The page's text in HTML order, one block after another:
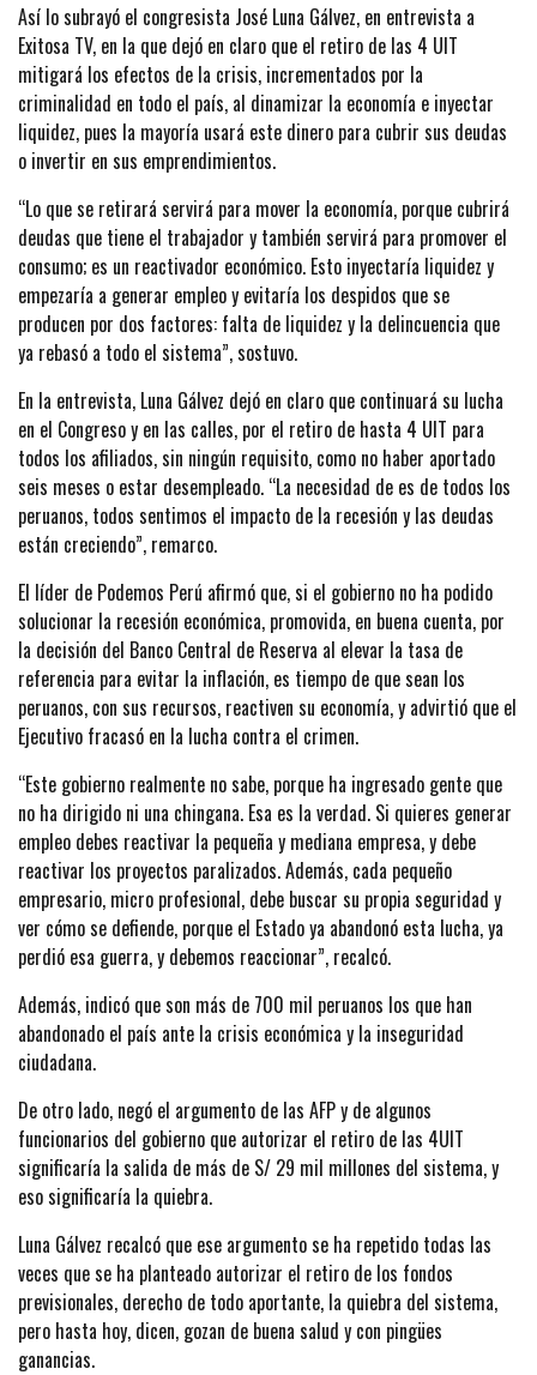
Así lo subrayó el congresista José Luna Gálvez, en entrevista a
Exitosa TV, en la que dejó en claro que el retiro de las 4 UIT
mitigará los efectos de la crisis, incrementados por la
criminalidad en todo el país, al dinamizar la economía e inyectar
liquidez, pues la mayoría usará este dinero para cubrir sus deudas
o invertir en sus emprendimientos.
“Lo que se retirará servirá para mover la economía, porque cubrirá
deudas que tiene el trabajador y también servirá para promover el
consumo; es un reactivador económico. Esto inyectaría liquidez y
empezaría a generar empleo y evitaría los despidos que se
producen por dos factores: falta de liquidez y la delincuencia que
ya rebasó a todo el sistema”, sostuvo.
En la entrevista, Luna Gálvez dejó en claro que continuará su lucha
en el Congreso y en las calles, por el retiro de hasta 4 UIT para
todos los afiliados, sin ningún requisito, como no haber aportado
seis meses o estar desempleado. “La necesidad de es de todos los
peruanos, todos sentimos el impacto de la recesión y las deudas
están creciendo”, remarco.
El líder de Podemos Perú afirmó que, si el gobierno no ha podido
solucionar la recesión económica, promovida, en buena cuenta, por
la decisión del Banco Central de Reserva al elevar la tasa de
referencia para evitar la inflación, es tiempo de que sean los
peruanos, con sus recursos, reactiven su economía, y advirtió que el
Ejecutivo fracasó en la lucha contra el crimen.
“Este gobierno realmente no sabe, porque ha ingresado gente que
no ha dirigido ni una chingana. Esa es la verdad. Si quieres generar
empleo debes reactivar la pequeña y mediana empresa, y debe
reactivar los proyectos paralizados. Además, cada pequeño
empresario, micro profesional, debe buscar su propia seguridad y
ver cómo se defiende, porque el Estado ya abandonó esta lucha, ya
perdió esa guerra, y debemos reaccionar”, recalcó.
Además, indicó que son más de 700 mil peruanos los que han
abandonado el país ante la crisis económica y la inseguridad
ciudadana.
De otro lado, negó el argumento de las AFP y de algunos
funcionarios del gobierno que autorizar el retiro de las 4UIT
significaría la salida de más de S/ 29 mil millones del sistema, y
eso significaría la quiebra.
Luna Gálvez recalcó que ese argumento se ha repetido todas las
veces que se ha planteado autorizar el retiro de los fondos
previsionales, derecho de todo aportante, la quiebra del sistema,
pero hasta hoy, dicen, gozan de buena salud y con pingües
ganancias.